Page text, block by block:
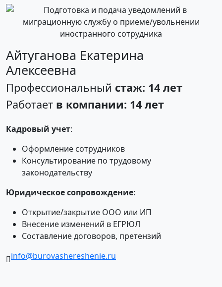
Айтуганова Екатерина
Алексеевна
Профессиональный стаж: 14 лет
Работает в компании: 14 лет
Кадровый учет:
Оформление сотрудников
Консультирование по трудовому
законодательству
Юридическое сопровождение:
Открытие/закрытие ООО или ИП
Внесение изменений в ЕГРЮЛ
Составление договоров, претензий
info@burovashereshenie.ru